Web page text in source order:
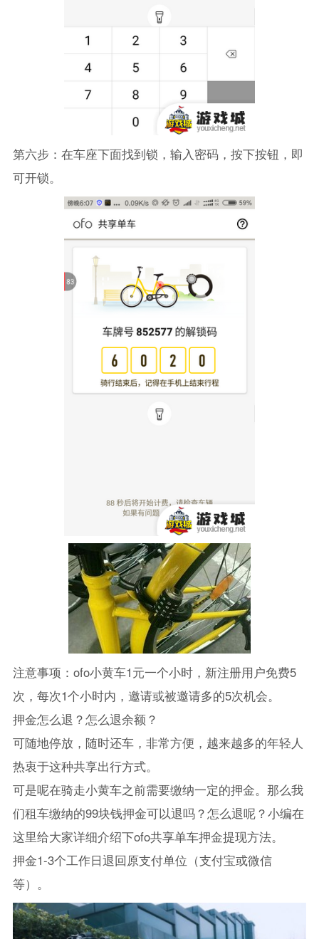
第六步：在车座下面找到锁，输入密码，按下按钮，即
可开锁。
注意事项：ofo小黄车1元一个小时，新注册用户免费5
次，每次1个小时内，邀请或被邀请多的5次机会。
押金怎么退？怎么退余额？
可随地停放，随时还车，非常方便，越来越多的年轻人
热衷于这种共享出行方式。
可是呢在骑走小黄车之前需要缴纳一定的押金。那么我
们租车缴纳的99块钱押金可以退吗？怎么退呢？小编在
这里给大家详细介绍下ofo共享单车押金提现方法。
押金1-3个工作日退回原支付单位（支付宝或微信
等）。